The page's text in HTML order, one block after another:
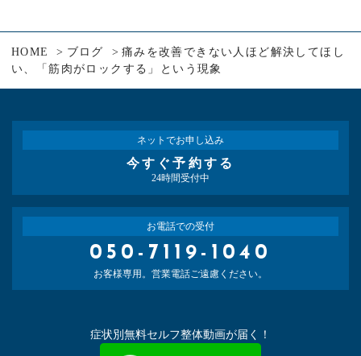
HOME ブログ
痛みを改善できない人ほど解決してほし
い、「筋肉がロックする」という現象
ネットでお申し込み
今すぐ予約する
24時間受付中
お電話での受付
050-7119-1040
お客様専用。営業電話ご遠慮ください。
症状別無料セルフ整体動画が届く！